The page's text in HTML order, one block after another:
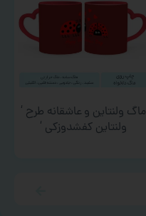
ماگ ولنتاین و عاشقانه طرح ‘
ولنتاین کفشدوزکی ‘